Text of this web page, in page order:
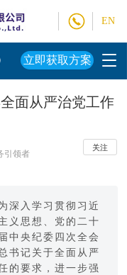
EN
T
g
a
立即获取方案
面从严治党工作
引领者
关注
深入学习贯彻习近
义思想、党的二十
中央纪委四次全会
书记关于全面从严
的要求，进一步强